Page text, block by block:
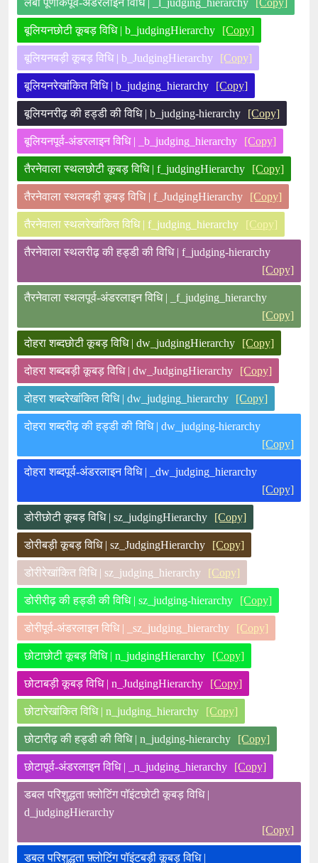
लंबा पूर्णांकपूर्व-अंडरलाइन विधि | _l_judging_hierarchy [Copy]
बूलियनछोटी कूबड़ विधि | b_judgingHierarchy [Copy]
बूलियनबड़ी कूबड़ विधि | b_JudgingHierarchy [Copy]
बूलियनरेखांकित विधि | b_judging_hierarchy [Copy]
बूलियनरीढ़ की हड्डी की विधि | b_judging-hierarchy [Copy]
बूलियनपूर्व-अंडरलाइन विधि | _b_judging_hierarchy [Copy]
तैरनेवाला स्थलछोटी कूबड़ विधि | f_judgingHierarchy [Copy]
तैरनेवाला स्थलबड़ी कूबड़ विधि | f_JudgingHierarchy [Copy]
तैरनेवाला स्थलरेखांकित विधि | f_judging_hierarchy [Copy]
तैरनेवाला स्थलरीढ़ की हड्डी की विधि | f_judging-hierarchy
[Copy]
तैरनेवाला स्थलपूर्व-अंडरलाइन विधि | _f_judging_hierarchy
[Copy]
दोहरा शब्दछोटी कूबड़ विधि | dw_judgingHierarchy [Copy]
दोहरा शब्दबड़ी कूबड़ विधि | dw_JudgingHierarchy [Copy]
दोहरा शब्दरेखांकित विधि | dw_judging_hierarchy [Copy]
दोहरा शब्दरीढ़ की हड्डी की विधि | dw_judging-hierarchy
[Copy]
दोहरा शब्दपूर्व-अंडरलाइन विधि | _dw_judging_hierarchy
[Copy]
डोरीछोटी कूबड़ विधि | sz_judgingHierarchy [Copy]
डोरीबड़ी कूबड़ विधि | sz_JudgingHierarchy [Copy]
डोरीरेखांकित विधि | sz_judging_hierarchy [Copy]
डोरीरीढ़ की हड्डी की विधि | sz_judging-hierarchy [Copy]
डोरीपूर्व-अंडरलाइन विधि | _sz_judging_hierarchy [Copy]
छोटाछोटी कूबड़ विधि | n_judgingHierarchy [Copy]
छोटाबड़ी कूबड़ विधि | n_JudgingHierarchy [Copy]
छोटारेखांकित विधि | n_judging_hierarchy [Copy]
छोटारीढ़ की हड्डी की विधि | n_judging-hierarchy [Copy]
छोटापूर्व-अंडरलाइन विधि | _n_judging_hierarchy [Copy]
डबल परिशुद्धता फ़्लोटिंग पॉइंटछोटी कूबड़ विधि |
d_judgingHierarchy
[Copy]
डबल परिशुद्धता फ़्लोटिंग पॉइंटबड़ी कूबड़ विधि |